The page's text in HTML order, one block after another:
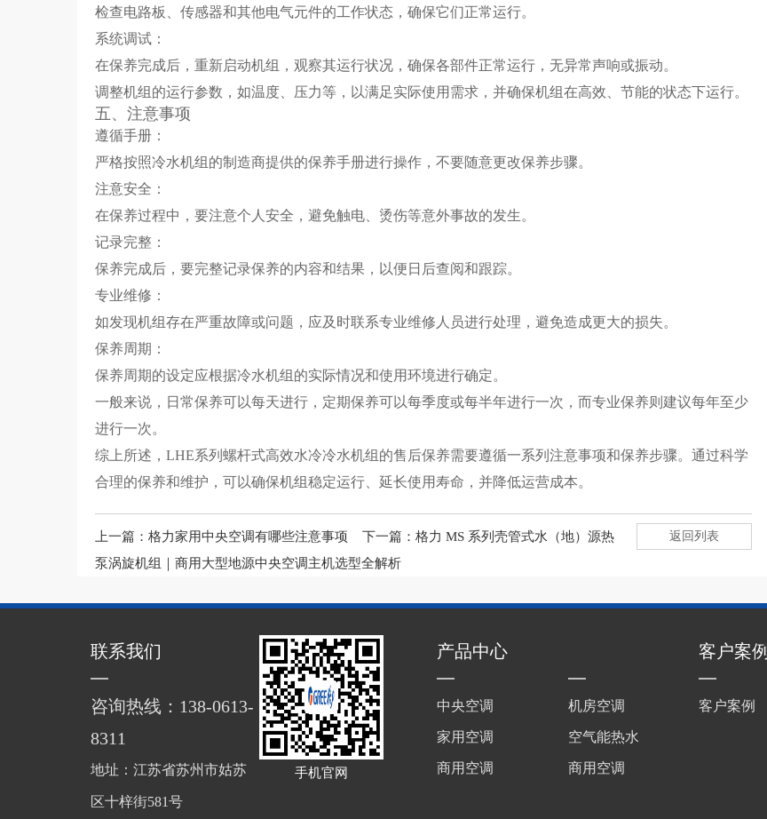
检查电路板、传感器和其他电气元件的工作状态，确保它们正常运行。
系统调试：
在保养完成后，重新启动机组，观察其运行状况，确保各部件正常运行，无异常声响或振动。
调整机组的运行参数，如温度、压力等，以满足实际使用需求，并确保机组在高效、节能的状态下运行。
五、注意事项
遵循手册：
严格按照冷水机组的制造商提供的保养手册进行操作，不要随意更改保养步骤。
注意安全：
在保养过程中，要注意个人安全，避免触电、烫伤等意外事故的发生。
记录完整：
保养完成后，要完整记录保养的内容和结果，以便日后查阅和跟踪。
专业维修：
如发现机组存在严重故障或问题，应及时联系专业维修人员进行处理，避免造成更大的损失。
保养周期：
保养周期的设定应根据冷水机组的实际情况和使用环境进行确定。
一般来说，日常保养可以每天进行，定期保养可以每季度或每半年进行一次，而专业保养则建议每年至少
进行一次。
综上所述，LHE系列螺杆式高效水冷冷水机组的售后保养需要遵循一系列注意事项和保养步骤。通过科学
合理的保养和维护，可以确保机组稳定运行、延长使用寿命，并降低运营成本。
上一篇： 格力家用中央空调有哪些注意事项 下一篇： 格力 MS 系列壳管式水（地）源热
泵涡旋机组｜商用大型地源中央空调主机选型全解析
返回列表
手机官网
联系我们
咨询热线：138-0613-
8311
地址：江苏省苏州市姑苏
区十梓街581号
产品中心
中央空调
家用空调
商用空调
机房空调
空气能热水
商用空调
客户案例
客户案例